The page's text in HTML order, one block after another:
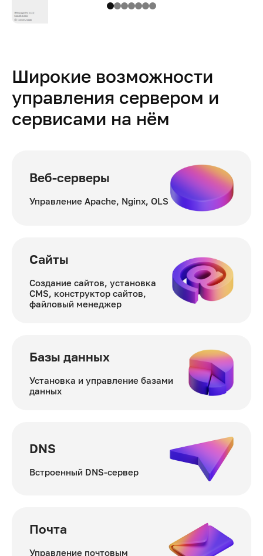
Широкие возможности
управления сервером и
сервисами на нём
Веб-серверы
Управление Apache, Nginx, OLS
Cайты
Создание сайтов, установка
CMS, конструктор сайтов,
файловый менеджер
Базы данных
Установка и управление базами
данных
DNS
Встроенный DNS-сервер
Почта
Управление почтовым